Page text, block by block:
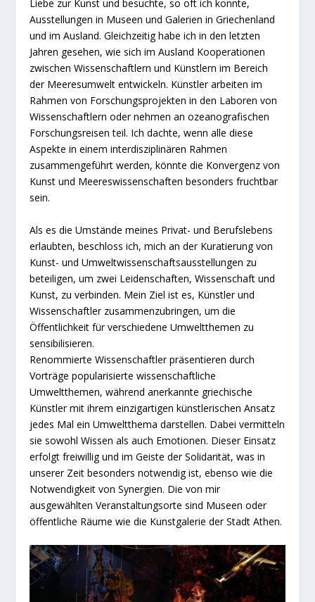
Liebe zur Kunst und besuchte, so oft ich konnte,
Ausstellungen in Museen und Galerien in Griechenland
und im Ausland. Gleichzeitig habe ich in den letzten
Jahren gesehen, wie sich im Ausland Kooperationen
zwischen Wissenschaftlern und Künstlern im Bereich
der Meeresumwelt entwickeln. Künstler arbeiten im
Rahmen von Forschungsprojekten in den Laboren von
Wissenschaftlern oder nehmen an ozeanografischen
Forschungsreisen teil. Ich dachte, wenn alle diese
Aspekte in einem interdisziplinären Rahmen
zusammengeführt werden, könnte die Konvergenz von
Kunst und Meereswissenschaften besonders fruchtbar
sein.
Als es die Umstände meines Privat- und Berufslebens
erlaubten, beschloss ich, mich an der Kuratierung von
Kunst- und Umweltwissenschaftsausstellungen zu
beteiligen, um zwei Leidenschaften, Wissenschaft und
Kunst, zu verbinden. Mein Ziel ist es, Künstler und
Wissenschaftler zusammenzubringen, um die
Öffentlichkeit für verschiedene Umweltthemen zu
sensibilisieren.
Renommierte Wissenschaftler präsentieren durch
Vorträge popularisierte wissenschaftliche
Umweltthemen, während anerkannte griechische
Künstler mit ihrem einzigartigen künstlerischen Ansatz
jedes Mal ein Umweltthema darstellen. Dabei vermitteln
sie sowohl Wissen als auch Emotionen. Dieser Einsatz
erfolgt freiwillig und im Geiste der Solidarität, was in
unserer Zeit besonders notwendig ist, ebenso wie die
Notwendigkeit von Synergien. Die von mir
ausgewählten Veranstaltungsorte sind Museen oder
öffentliche Räume wie die Kunstgalerie der Stadt Athen.